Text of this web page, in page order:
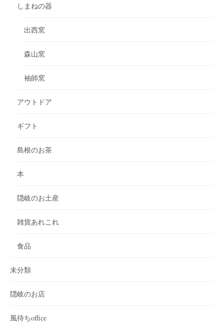
しまねの器
出西窯
森山窯
袖師窯
アウトドア
ギフト
島根のお茶
本
隠岐のお土産
雑貨あれこれ
食品
未分類
隠岐のお店
風待ちoffice